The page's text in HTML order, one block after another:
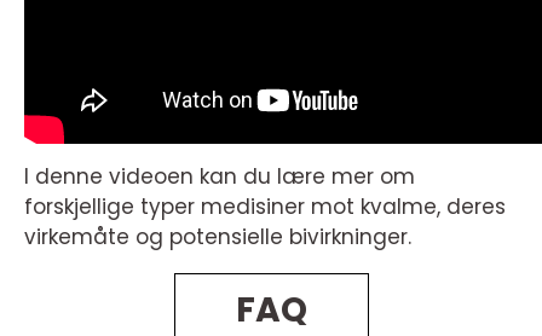
I denne videoen kan du lære mer om
forskjellige typer medisiner mot kvalme, deres
virkemåte og potensielle bivirkninger.
FAQ